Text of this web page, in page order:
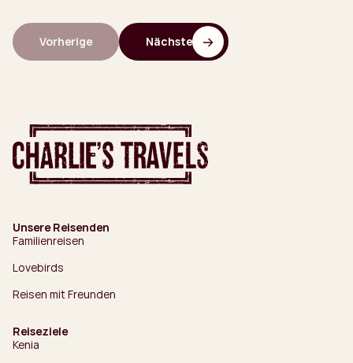
Vorherige Nächste
Unsere Reisenden
Familienreisen
Lovebirds
Reisen mit Freunden
Reiseziele
Kenia